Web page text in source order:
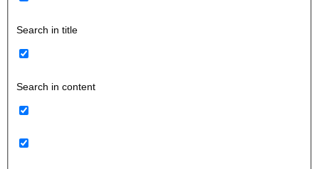
Search in title
Search in content